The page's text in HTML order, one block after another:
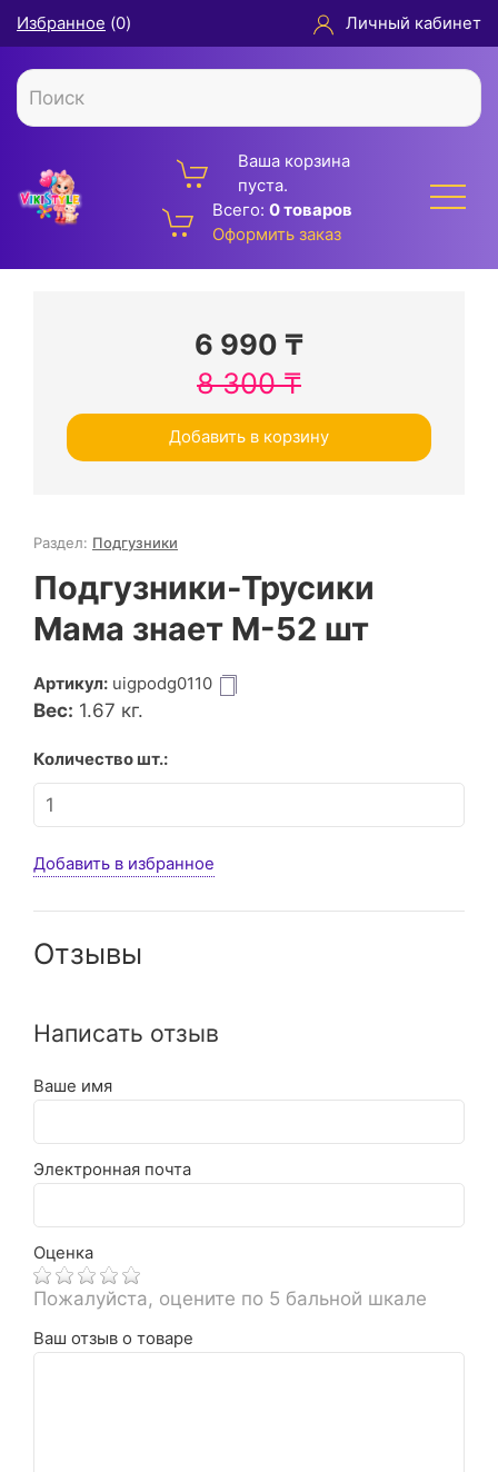
Избранное (0) Личный кабинет
Ваша корзина
пуста.
Всего: 0 товаров
Оформить заказ
6 990 ₸
8 300₸
Добавить в корзину
Раздел: Подгузники
Подгузники-Трусики
Мама знает M-52 шт
Артикул: uigpodg0110
Вес: 1.67 кг.
Количество шт.:
Добавить в избранное
Отзывы
Написать отзыв
Ваше имя
Электронная почта
Оценка
Пожалуйста, оцените по 5 бальной шкале
Ваш отзыв о товаре